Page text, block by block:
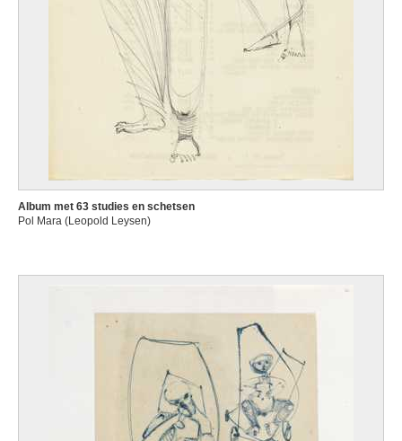
Album met 63 studies en schetsen
Pol Mara (Leopold Leysen)